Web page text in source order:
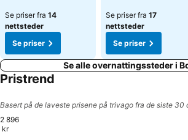
Se priser fra 14
nettsteder
Se priser
Se priser fra 17
nettsteder
Se priser
Se alle overnattingssteder i
Pristrend
Basert på de laveste prisene på trivago fra de siste 30
2 896
kr